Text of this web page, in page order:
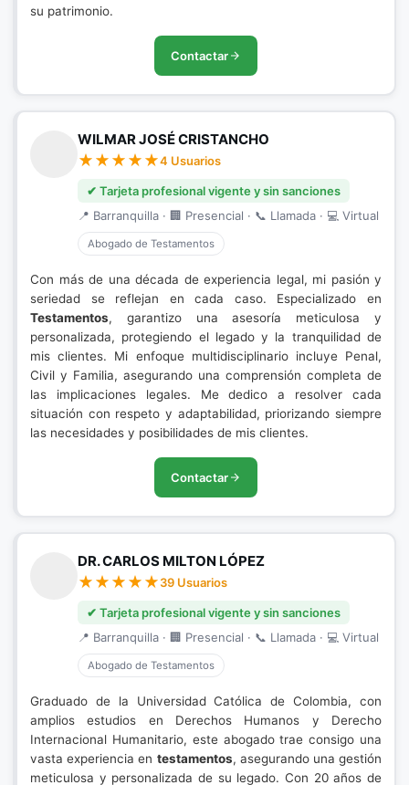
su patrimonio.
Contactar
WILMAR JOSÉ CRISTANCHO
4 Usuarios
✔ Tarjeta profesional vigente y sin sanciones
📍 Barranquilla · 🏢 Presencial · 📞 Llamada · 💻 Virtual
Abogado de Testamentos
Con más de una década de experiencia legal, mi pasión y
seriedad se reflejan en cada caso. Especializado en
Testamentos, garantizo una asesoría meticulosa y
personalizada, protegiendo el legado y la tranquilidad de
mis clientes. Mi enfoque multidisciplinario incluye Penal,
Civil y Familia, asegurando una comprensión completa de
las implicaciones legales. Me dedico a resolver cada
situación con respeto y adaptabilidad, priorizando siempre
las necesidades y posibilidades de mis clientes.
Contactar
DR. CARLOS MILTON LÓPEZ
39 Usuarios
✔ Tarjeta profesional vigente y sin sanciones
📍 Barranquilla · 🏢 Presencial · 📞 Llamada · 💻 Virtual
Abogado de Testamentos
Graduado de la Universidad Católica de Colombia, con
amplios estudios en Derechos Humanos y Derecho
Internacional Humanitario, este abogado trae consigo una
vasta experiencia en testamentos, asegurando una gestión
meticulosa y personalizada de su legado. Con 20 años de